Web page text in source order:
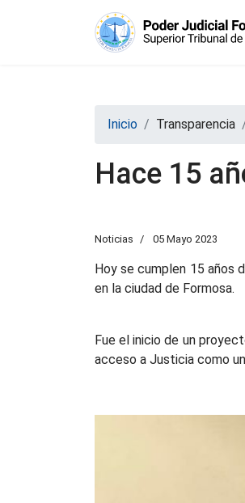
Inicio Transparencia
Hace 15
Noticias 05 Mayo 2023
Hoy se cumplen 15 años
en la ciudad de Formosa.
Fue el inicio de un
acceso a Justicia como